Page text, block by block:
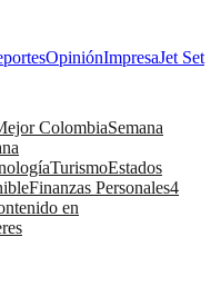
OpiniónImpresaJet Set
ColombiaSemana
TurismoEstados
Finanzas Personales4
en